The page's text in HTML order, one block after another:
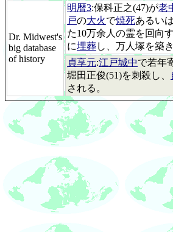
Dr. Midwest's
big database
of history
明暦3:保科正之(47)が老
戸の大火で焼死あるいは
た10万余人の霊を回向
に埋葬し、万人塚を築
貞享元:江戸城中で若年
堀田正俊(51)を刺殺し、
される。